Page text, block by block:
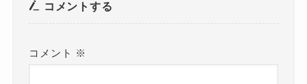
コメントする
コメント ※